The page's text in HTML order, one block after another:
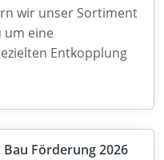
wir unser Sortiment
um eine
Entkopplung
Förderung 2026